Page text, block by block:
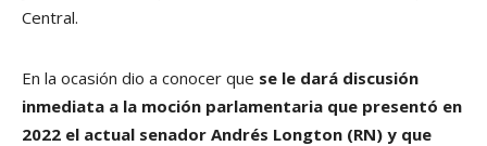
Central.
En la ocasión dio a conocer que se le dará discusión
inmediata a la moción parlamentaria que presentó en
2022 el actual senador Andrés Longton (RN) y que